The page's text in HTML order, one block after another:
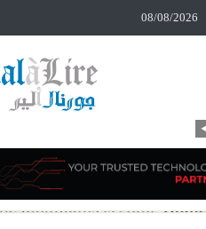
08/08/2026